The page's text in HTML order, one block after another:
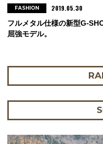
フルメタル仕様の新型G-
屈強モデル。
FASHION 2019.05.30